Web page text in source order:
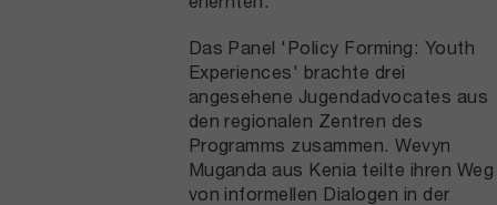
Das Panel 'Policy Forming: Youth
Experiences' brachte drei
angesehene Jugendadvocates aus
den regionalen Zentren des
Programms zusammen. Wevyn
Muganda aus Kenia teilte ihren Weg
von informellen Dialogen in der